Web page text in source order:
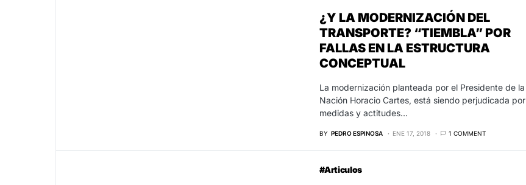
¿Y LA MODERNIZACIÓN DEL
TRANSPORTE? “TIEMBLA” POR
FALLAS EN LA ESTRUCTURA
CONCEPTUAL
La modernización planteada por el Presidente de la
Nación Horacio Cartes, está siendo perjudicada por
medidas y actitudes…
BY PEDRO ESPINOSA ENE 17, 2018 1 COMMENT
#Articulos